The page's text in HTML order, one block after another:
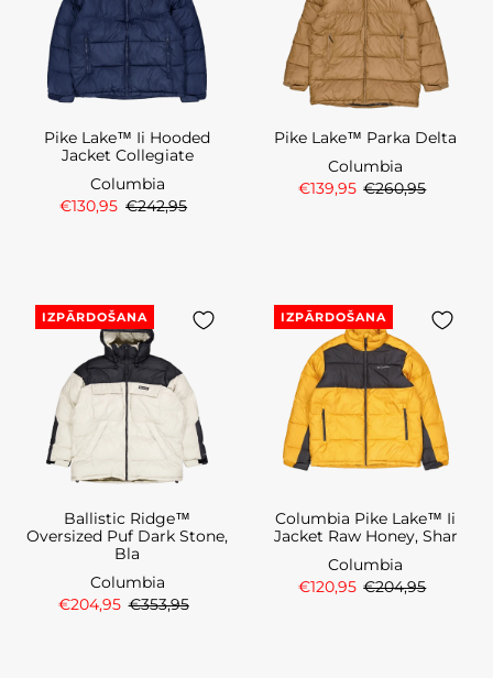
Pike Lake™ Ii Hooded
Jacket Collegiate
Columbia
€130,95 €242,95
Pike Lake™ Parka Delta
Columbia
€139,95 €260,95
IZPĀRDOŠANA
Ballistic Ridge™
Oversized Puf Dark Stone,
Bla
Columbia
€204,95 €353,95
IZPĀRDOŠANA
Columbia Pike Lake™ Ii
Jacket Raw Honey, Shar
Columbia
€120,95 €204,95